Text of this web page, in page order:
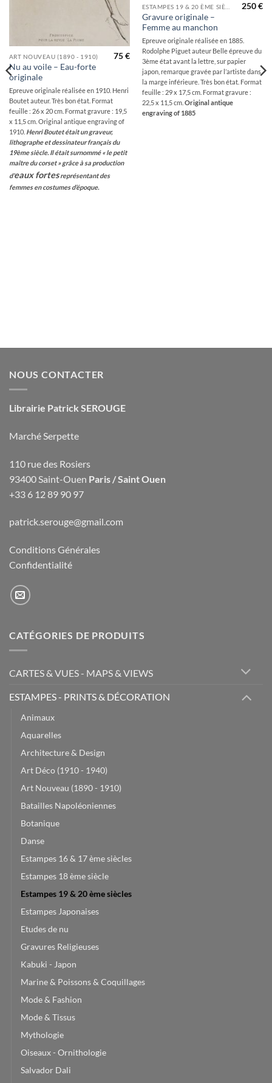
ART NOUVEAU (1890 - 1910)
Nu au voile – Eau-forte
originale
75€
Epreuve originale réalisée en 1910. Henri
Boutet auteur. Très bon état. Format
feuille : 26 x 20 cm. Format gravure : 19,5
x 11,5 cm. Original antique engraving of
1910. Henri Boutet était un graveur,
lithographe et dessinateur français du
19ème siècle. Il était surnommé « le petit
maître du corset » grâce à sa production
d’eaux fortesreprésentant des
femmes en costumes d’époque.
Gravure originale –
Femme au manchon
250€
Epreuve originale réalisée en 1885.
Rodolphe Piguet auteur Belle épreuve du
3ème état avant la lettre, sur papier
japon, remarque gravée par l’artiste dans
la marge inférieure. Très bon état. Format
feuille : 29 x 17,5 cm. Format gravure :
22,5 x 11,5 cm. Original antique
engraving of 1885
NOUS CONTACTER
Librairie Patrick SEROUGE
Marché Serpette
110 rue des Rosiers
93400 Saint-Ouen Paris / Saint Ouen
+33 6 12 89 90 97
patrick.serouge@gmail.com
Conditions Générales
Confidentialité
CATÉGORIES DE PRODUITS
CARTES & VUES - MAPS & VIEWS
ESTAMPES - PRINTS & DÉCORATION
Animaux
Aquarelles
Architecture & Design
Art Déco (1910 - 1940)
Art Nouveau (1890 - 1910)
Batailles Napoléoniennes
Botanique
Danse
Estampes 16 & 17 ème siècles
Estampes 18 ème siècle
Estampes 19 & 20 ème siècles
Estampes Japonaises
Etudes de nu
Gravures Religieuses
Kabuki - Japon
Marine & Poissons & Coquillages
Mode & Fashion
Mode & Tissus
Mythologie
Oiseaux - Ornithologie
Salvador Dali